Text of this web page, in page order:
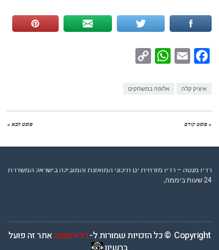
Facebook
Email
WhatsApp
איציק קלה אלופה במשחקים
« פוסט קודם פוסט הבא »
רדיו מנטה – רדיו מזרחית ים תיכוני המואזנת והמובילה בישראל המשדרת
24 שעות ביממה,
Copyright © כל הזכויות שמורות ל- רדיו מנטהאתר זה פועל